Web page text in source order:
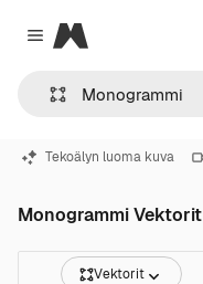
Close menu
Magnific
Tekoälyn luoma kuva
Monogrammi Vektorit
Vektorit